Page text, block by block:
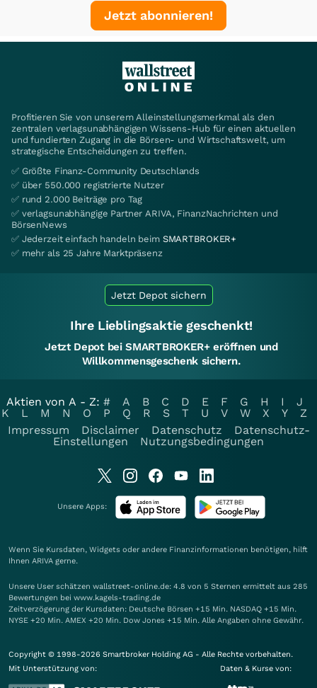
Jetzt abonnieren!
Profitieren Sie von unserem Alleinstellungsmerkmal als den
zentralen verlagsunabhängigen Wissens-Hub für einen aktuellen
und fundierten Zugang in die Börsen- und Wirtschaftswelt, um
strategische Entscheidungen zu treffen.
✅ Größte Finanz-Community Deutschlands
✅ über 550.000 registrierte Nutzer
✅ rund 2.000 Beiträge pro Tag
✅ verlagsunabhängige Partner ARIVA, FinanzNachrichten und
BörsenNews
✅ Jederzeit einfach handeln beim SMARTBROKER+
✅ mehr als 25 Jahre Marktpräsenz
Jetzt Depot sichern
Ihre Lieblingsaktie geschenkt!
Jetzt Depot bei SMARTBROKER+ eröffnen und
Willkommensgeschenk sichern.
Aktien von A - Z: # A B C D E F G H I
J
K
L M N O P Q R S T U V W X Y
Z
Impressum
Disclaimer Datenschutz
Datenschutz-
Einstellungen
Nutzungsbedingungen
Unsere Apps:
Wenn Sie Kursdaten, Widgets oder andere Finanzinformationen benötigen, hilft
Ihnen ARIVA gerne.
Unsere User schätzen wallstreet-online.de: 4.8 von 5 Sternen ermittelt aus 285
Bewertungen bei www.kagels-trading.de
Zeitverzögerung der Kursdaten: Deutsche Börsen +15 Min. NASDAQ +15 Min.
NYSE +20 Min. AMEX +20 Min. Dow Jones +15 Min. Alle Angaben ohne Gewähr.
Copyright © 1998-2026 Smartbroker Holding AG - Alle Rechte vorbehalten.
Mit Unterstützung von:
Daten & Kurse von: